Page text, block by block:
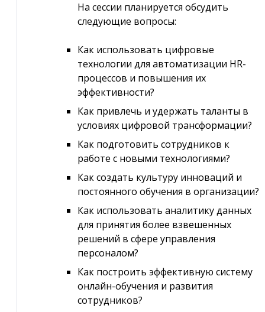
На сессии планируется обсудить
следующие вопросы:
Как использовать цифровые
технологии для автоматизации HR-
процессов и повышения их
эффективности?
Как привлечь и удержать таланты в
условиях цифровой трансформации?
Как подготовить сотрудников к
работе с новыми технологиями?
Как создать культуру инноваций и
постоянного обучения в организации?
Как использовать аналитику данных
для принятия более взвешенных
решений в сфере управления
персоналом?
Как построить эффективную систему
онлайн-обучения и развития
сотрудников?